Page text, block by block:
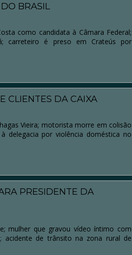
BRASIL
como candidata à Câmara Federal;
carreteiro é preso em Crateús por
CLIENTES DA CAIXA
Vieira; motorista morre em colisão
delegacia por violência doméstica no
PRESIDENTE DA
mulher que gravou vídeo íntimo com
acidente de trânsito na zona rural de